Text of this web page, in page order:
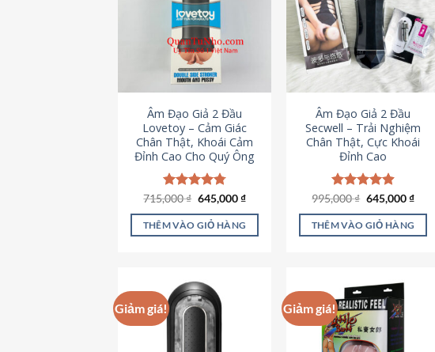
Âm Đạo Giả 2 Đầu
Lovetoy – Cảm Giác
Chân Thật, Khoái Cảm
Đỉnh Cao Cho Quý Ông
Được xếp
hạng4.79
5 sao
715,000₫ Giá
là:
715,000 ₫.
645,000₫Giá
tại
là:
THÊM VÀO GIỎ HÀNG
Âm Đạo Giả 2 Đầu
Secwell – Trải Nghiệm
Chân Thật, Cực Khoái
Đỉnh Cao
Được xếp
hạng4.88
5 sao
995,000₫ Giá
là:
995,000 ₫.
645,000₫Giá
tại
là:
THÊM VÀO GIỎ HÀNG
Giảm giá! Giảm giá!